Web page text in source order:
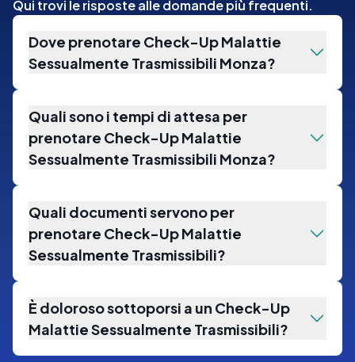
Qui trovi le risposte alle domande più frequenti.
Dove prenotare Check-Up Malattie
Sessualmente Trasmissibili Monza?
Quali sono i tempi di attesa per
prenotare Check-Up Malattie
Sessualmente Trasmissibili Monza?
Quali documenti servono per
prenotare Check-Up Malattie
Sessualmente Trasmissibili?
È doloroso sottoporsi a un Check-Up
Malattie Sessualmente Trasmissibili?